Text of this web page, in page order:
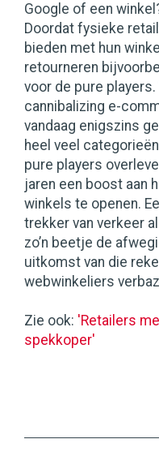
Google of een
Doordat fysieke
bieden met hun
retourneren
voor de pure
cannibalizing e-
vandaag enigszins
heel veel
pure players
jaren een boost aan
winkels te openen.
trekker van verkeer
zo’n beetje de
uitkomst van die
webwinkeliers
Zie ook: 'Retailers
spekkoper'